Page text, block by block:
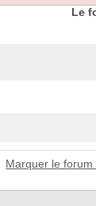
Le
Marquer le forum